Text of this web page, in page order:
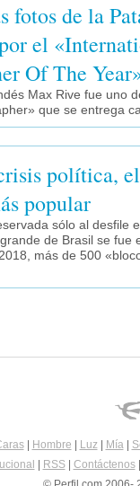
fotos de la
el
Of The
Max Rive fue uno
que se entrega
política,
popular
sólo al desfile
de Brasil se fue
más de 500
| Hombre Luz| Mía|
RSS| Contáctenos